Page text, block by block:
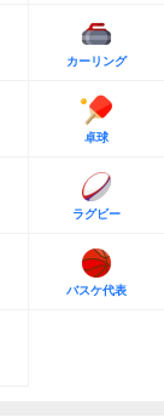
カーリング
卓球
ラグビー
バスケ代表